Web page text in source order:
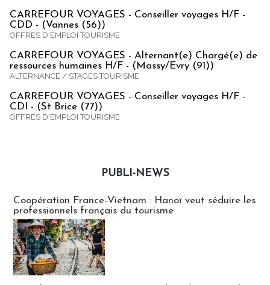
CARREFOUR VOYAGES - Conseiller voyages H/F -
CDD - (Vannes (56))
OFFRES D'EMPLOI TOURISME
CARREFOUR VOYAGES - Alternant(e) Chargé(e) de
ressources humaines H/F - (Massy/Evry (91))
ALTERNANCE / STAGES TOURISME
CARREFOUR VOYAGES - Conseiller voyages H/F -
CDI - (St Brice (77))
OFFRES D'EMPLOI TOURISME
PUBLI-NEWS
Coopération France-Vietnam : Hanoï veut séduire les
professionnels français du tourisme